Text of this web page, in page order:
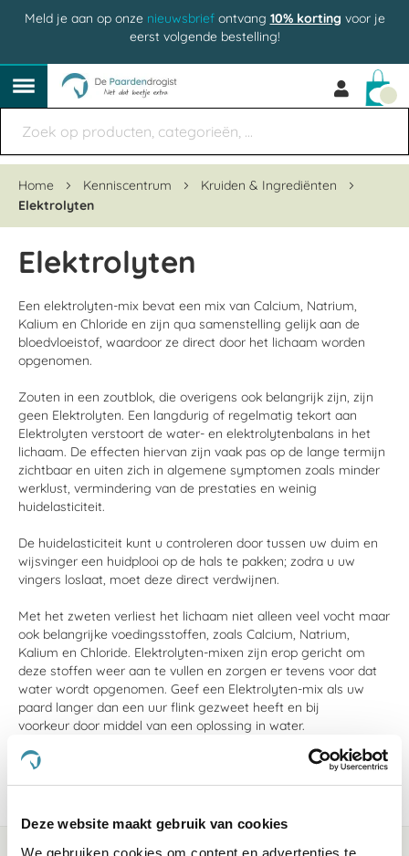
Deze website maakt gebruik van cookies
We gebruiken cookies om content en advertenties te
Meld je aan op onze nieuwsbriefontvang 10% korting voor je
eerst volgende bestelling!
Home Kenniscentrum
Kruiden & Ingrediënten
Elektrolyten
Elektrolyten
Een elektrolyten-mix bevat een mix van Calcium, Natrium,
Kalium en Chloride en zijn qua samenstelling gelijk aan de
bloedvloeistof, waardoor ze direct door het lichaam worden
opgenomen.
Zouten in een zoutblok, die overigens ook belangrijk zijn, zijn
geen Elektrolyten. Een langdurig of regelmatig tekort aan
Elektrolyten verstoort de water- en elektrolytenbalans in het
lichaam. De effecten hiervan zijn vaak pas op de lange termijn
zichtbaar en uiten zich in algemene symptomen zoals minder
werklust, vermindering van de prestaties en weinig
huidelasticiteit.
De huidelasticiteit kunt u controleren door tussen uw duim en
wijsvinger een huidplooi op de hals te pakken; zodra u uw
vingers loslaat, moet deze direct verdwijnen.
Met het zweten verliest het lichaam niet alleen veel vocht maar
ook belangrijke voedingsstoffen, zoals Calcium, Natrium,
Kalium en Chloride. Elektrolyten-mixen zijn erop gericht om
deze stoffen weer aan te vullen en zorgen er tevens voor dat
water wordt opgenomen. Geef een Elektrolyten-mix als uw
paard langer dan een uur flink gezweet heeft en bij
voorkeur door middel van een oplossing in water.
Toevoegingen zoals dextrose, glucose en glycine zorgen voor